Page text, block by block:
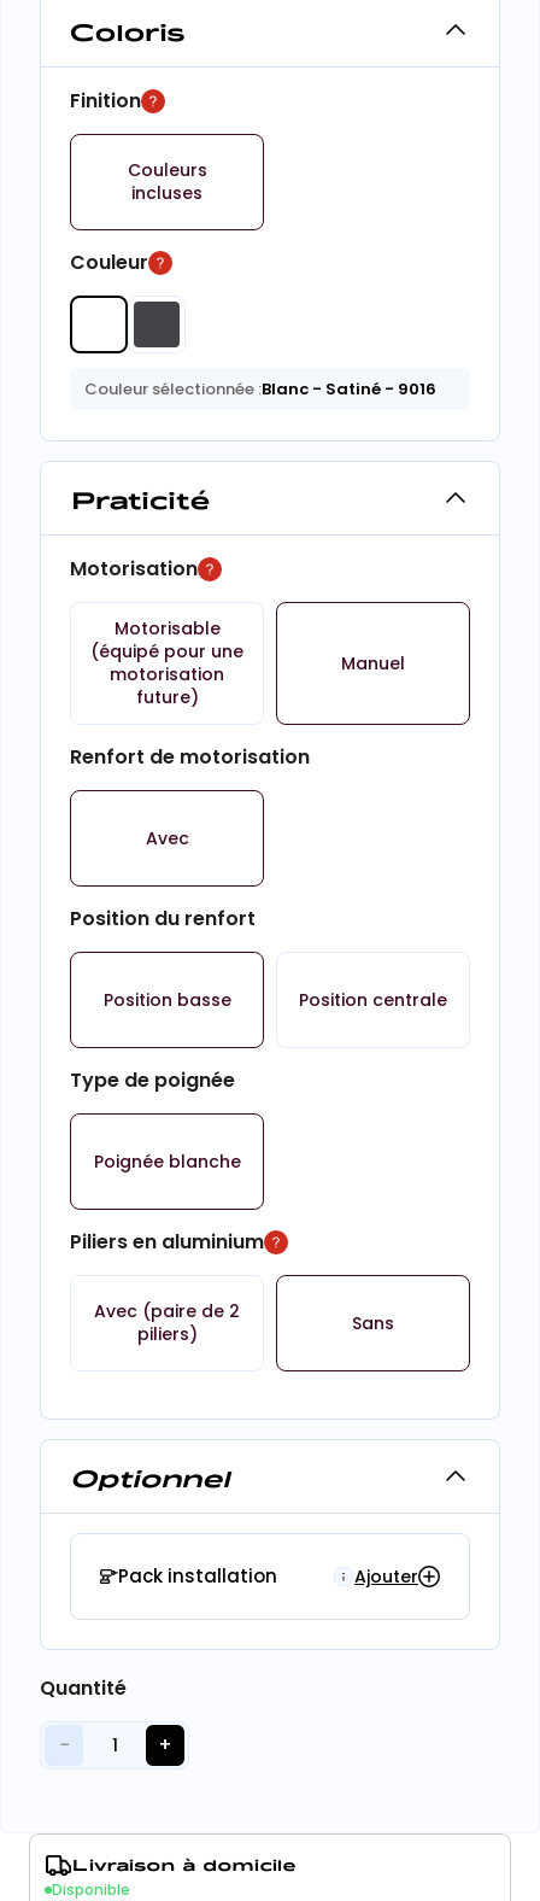
Coloris
Finition
Couleurs
incluses
Couleur
Couleur sélectionnée :Blanc - Satiné - 9016
Praticité
Motorisation
Motorisable
(équipé pour une
motorisation
future)
Manuel
Renfort de motorisation
Avec
Position du renfort
Position basse Position centrale
Type de poignée
Poignée blanche
Piliers en aluminium
Avec (paire de 2
piliers)
Sans
Optionnel
Pack installation Ajouter
Quantité
− 1 +
Livraison à domicile
Disponible